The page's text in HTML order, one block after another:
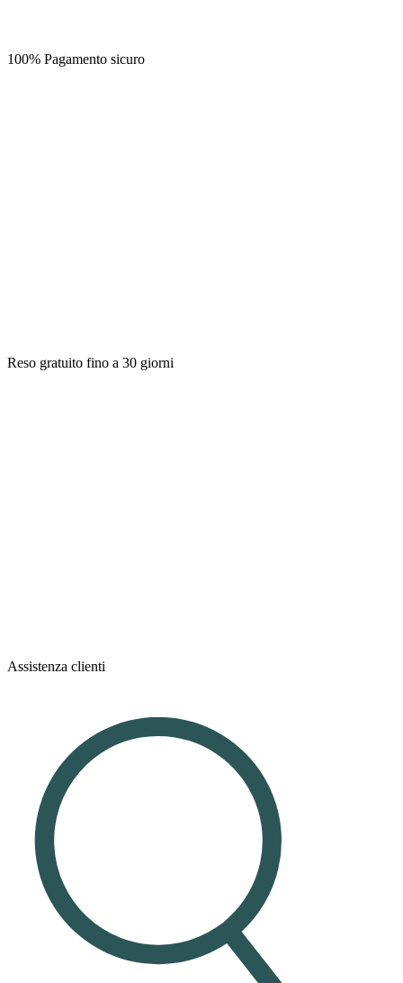
100% Pagamento sicuro
Reso gratuito fino a 30 giorni
Assistenza clienti